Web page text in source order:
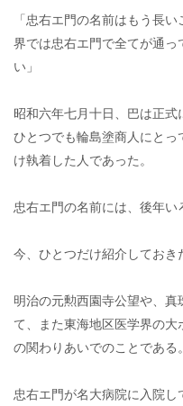
「忠右エ門の名前はもう長
界では忠右エ門で全てが通
い」
昭和六年七月十日、巴は正
ひとつでも輪島塗商人にと
け執着した人であった。
忠右エ門の名前には、後年い
今、ひとつだけ紹介しておき
明治の元勲西園寺公望や、
て、また東海地区医学界の
の関わりあいでのことである。
忠右エ門が名大病院に入院し